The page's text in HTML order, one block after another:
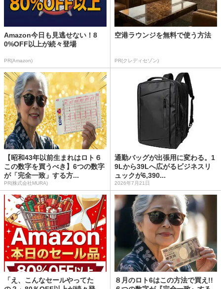
Amazon今日も見逃せない！8
0%OFF以上が続々登場
PR(Amazon)
空港ラウンジを無料で使う方法
PR(クレディセゾン)
【昭和43年以前生まれはロト６
この数字を買うべき】6つの数字
が「完全一致」する方...
PR(株式会社MURA)
通勤バッグが出張用に変わる。1
9Lから39Lへ広がるビジネスリ
ュックが6,390...
2026年7月21日
「え、こんなセールやってた
８月のロト6はこの方法で買え!!